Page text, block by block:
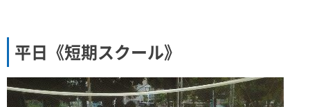
平日《短期スクール》